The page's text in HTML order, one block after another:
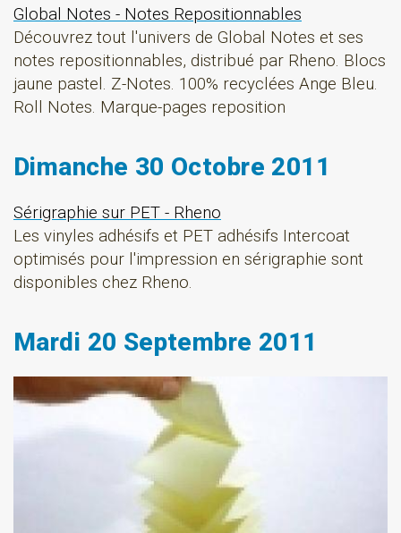
Global Notes - Notes Repositionnables
Découvrez tout l'univers de Global Notes et ses
notes repositionnables, distribué par Rheno. Blocs
jaune pastel. Z-Notes. 100% recyclées Ange Bleu.
Roll Notes. Marque-pages reposition
Dimanche 30 Octobre 2011
Sérigraphie sur PET - Rheno
Les vinyles adhésifs et PET adhésifs Intercoat
optimisés pour l'impression en sérigraphie sont
disponibles chez Rheno.
Mardi 20 Septembre 2011